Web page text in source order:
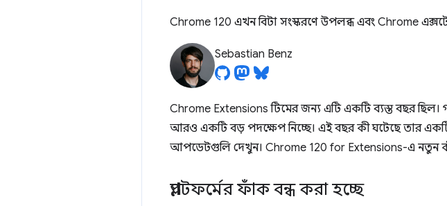
Chrome 120 এখন বিটা সংস্করণে উপলব্ধ এবং Chrome
Sebastian Benz
Chrome Extensions টিমের জন্য এটি একটি ব্যস্ত বছর
আরও একটি বড় পদক্ষেপ নিচ্ছে। এই বছর কী ঘটেছে তার একটি
আপডেটগুলি দেখুন। Chrome 120 for Extensions-এ নতুন
প্ল্যাটফর্মের ফাঁক বন্ধ করা হচ্ছে